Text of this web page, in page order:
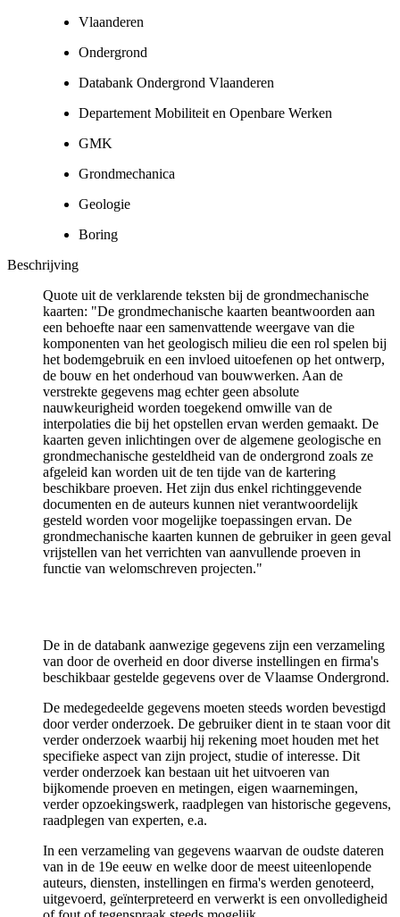
Vlaanderen
Ondergrond
Databank Ondergrond Vlaanderen
Departement Mobiliteit en Openbare Werken
GMK
Grondmechanica
Geologie
Boring
Beschrijving
Quote uit de verklarende teksten bij de grondmechanische
kaarten: "De grondmechanische kaarten beantwoorden aan
een behoefte naar een samenvattende weergave van die
komponenten van het geologisch milieu die een rol spelen bij
het bodemgebruik en een invloed uitoefenen op het ontwerp,
de bouw en het onderhoud van bouwwerken. Aan de
verstrekte gegevens mag echter geen absolute
nauwkeurigheid worden toegekend omwille van de
interpolaties die bij het opstellen ervan werden gemaakt. De
kaarten geven inlichtingen over de algemene geologische en
grondmechanische gesteldheid van de ondergrond zoals ze
afgeleid kan worden uit de ten tijde van de kartering
beschikbare proeven. Het zijn dus enkel richtinggevende
documenten en de auteurs kunnen niet verantwoordelijk
gesteld worden voor mogelijke toepassingen ervan. De
grondmechanische kaarten kunnen de gebruiker in geen geval
vrijstellen van het verrichten van aanvullende proeven in
functie van welomschreven projecten."
De in de databank aanwezige gegevens zijn een verzameling
van door de overheid en door diverse instellingen en firma's
beschikbaar gestelde gegevens over de Vlaamse Ondergrond.
De medegedeelde gegevens moeten steeds worden bevestigd
door verder onderzoek. De gebruiker dient in te staan voor dit
verder onderzoek waarbij hij rekening moet houden met het
specifieke aspect van zijn project, studie of interesse. Dit
verder onderzoek kan bestaan uit het uitvoeren van
bijkomende proeven en metingen, eigen waarnemingen,
verder opzoekingswerk, raadplegen van historische gegevens,
raadplegen van experten, e.a.
In een verzameling van gegevens waarvan de oudste dateren
van in de 19e eeuw en welke door de meest uiteenlopende
auteurs, diensten, instellingen en firma's werden genoteerd,
uitgevoerd, geïnterpreteerd en verwerkt is een onvolledigheid